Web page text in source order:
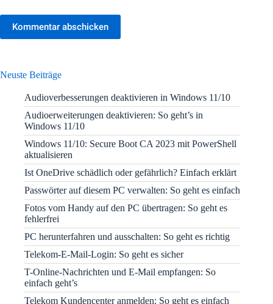
Kommentar abschicken
Neuste Beiträge
Audioverbesserungen deaktivieren in Windows 11/10
Audioerweiterungen deaktivieren: So geht’s in
Windows 11/10
Windows 11/10: Secure Boot CA 2023 mit PowerShell
aktualisieren
Ist OneDrive schädlich oder gefährlich? Einfach erklärt
Passwörter auf diesem PC verwalten: So geht es einfach
Fotos vom Handy auf den PC übertragen: So geht es
fehlerfrei
PC herunterfahren und ausschalten: So geht es richtig
Telekom-E-Mail-Login: So geht es sicher
T-Online-Nachrichten und E-Mail empfangen: So
einfach geht’s
Telekom Kundencenter anmelden: So geht es einfach